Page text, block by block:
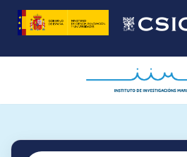
Saltar
al